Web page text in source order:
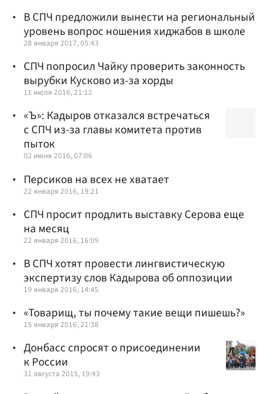
В СПЧ предложили вынести на региональный
уровень вопрос ношения хиджабов в школе
28 января 2017, 05:43
СПЧ попросил Чайку проверить законность
вырубки Кусково из-за хорды
11 июля 2016, 21:12
«Ъ»: Кадыров отказался встречаться
с СПЧ из-за главы комитета против
пыток
02 июня 2016, 07:06
Персиков на всех не хватает
22 января 2016, 19:21
СПЧ просит продлить выставку Серова еще
на месяц
22 января 2016, 16:09
В СПЧ хотят провести лингвистическую
экспертизу слов Кадырова об оппозиции
19 января 2016, 14:45
«Товарищ, ты почему такие вещи пишешь?»
15 января 2016, 21:38
Донбасс спросят о присоединении
к России
31 августа 2015, 19:43